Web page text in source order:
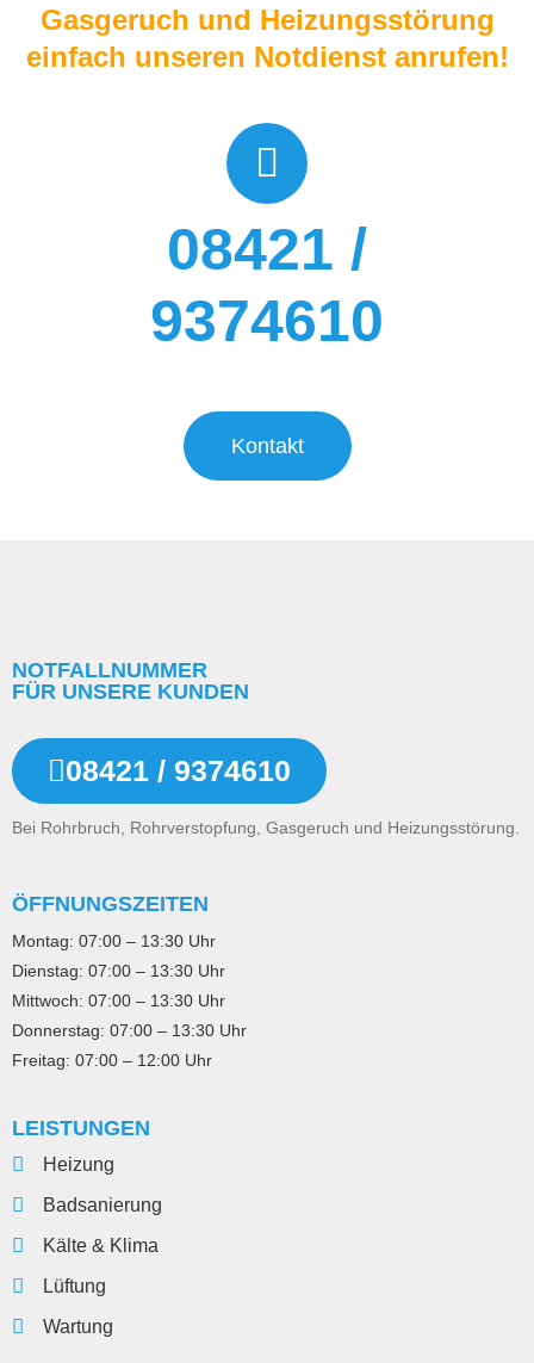
Gasgeruch und Heizungsstörung
einfach unseren Notdienst anrufen!
08421 /
9374610
Kontakt
NOTFALLNUMMER
FÜR UNSERE KUNDEN
08421 / 9374610
Bei Rohrbruch, Rohrverstopfung, Gasgeruch und Heizungsstörung.
ÖFFNUNGSZEITEN
Montag: 07:00 – 13:30 Uhr
Dienstag: 07:00 – 13:30 Uhr
Mittwoch: 07:00 – 13:30 Uhr
Donnerstag: 07:00 – 13:30 Uhr
Freitag: 07:00 – 12:00 Uhr
LEISTUNGEN
Heizung
Badsanierung
Kälte & Klima
Lüftung
Wartung